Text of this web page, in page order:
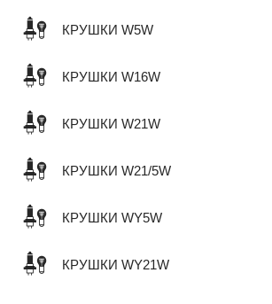
КРУШКИ W5W
КРУШКИ W16W
КРУШКИ W21W
КРУШКИ W21/5W
КРУШКИ WY5W
КРУШКИ WY21W